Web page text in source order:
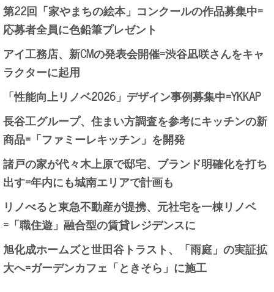
第22回「家やまちの絵本」コンクールの作品募集中=
応募者全員に色鉛筆プレゼント
アイ工務店、新CMの発表会開催=渋谷凪咲さんをキャ
ラクターに起用
「性能向上リノベ2026」デザイン事例募集中=YKKAP
長谷工グループ、住まい方調査を参考にキッチンの新
商品=「ファミーレキッチン」を開発
諸戸の家が代々木上原で邸宅、ブランド明確化を打ち
出す=年内にも城南エリアで計画も
リノべると東急不動産が提携、元社宅を一棟リノベ
=「職住遊」融合型の賃貸レジデンスに
旭化成ホームズと世田谷トラスト、「雨庭」の実証拡
大へ=ガーデンカフェ「ときそら」に施工